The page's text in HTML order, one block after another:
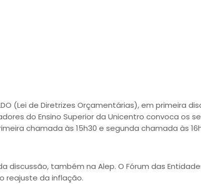
(Lei de Diretrizes Orçamentárias), em primeira
do Ensino Superior da Unicentro convoca os
chamada às 15h30 e segunda chamada às
também na Alep. O Fórum das
reajuste da inflação.